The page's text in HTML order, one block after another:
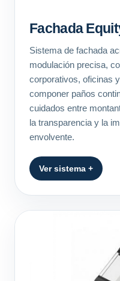
Fachada
Sistema de fachada
modulación precisa,
corporativos, oficinas
componer paños
cuidados entre
la transparencia y la
envolvente.
Ver sistema +